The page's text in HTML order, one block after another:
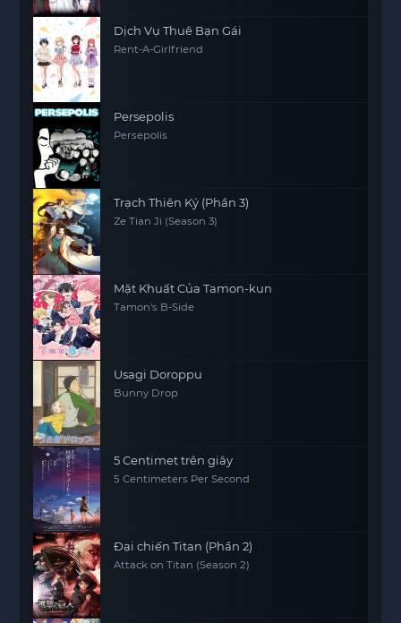
Dịch Vụ Thuê Bạn Gái
Rent-A-Girlfriend
Persepolis
Persepolis
Trạch Thiên Ký (Phần 3)
Ze Tian Ji (Season 3)
Mặt Khuất Của Tamon-kun
Tamon's B-Side
Usagi Doroppu
Bunny Drop
5 Centimet trên giây
5 Centimeters Per Second
Đại chiến Titan (Phần 2)
Attack on Titan (Season 2)